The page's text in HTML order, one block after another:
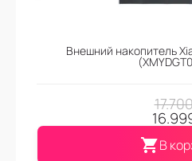
Внешний накопитель
В